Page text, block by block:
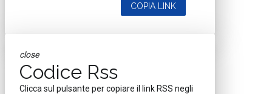
COPIA LINK
close
Codice Rss
Clicca sul pulsante per copiare il link RSS negli